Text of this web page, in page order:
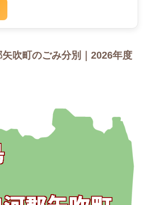
吹町のごみ分別｜2026年度